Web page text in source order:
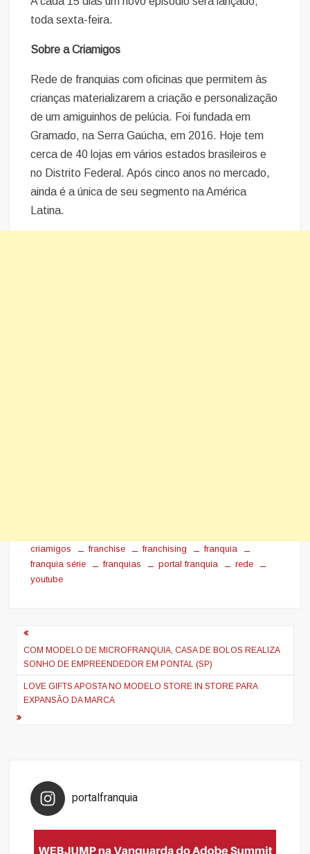
toda sexta-feira.
Sobre a Criamigos
Rede de franquias com oficinas que permitem às
crianças materializarem a criação e personalização
de um amiguinhos de pelúcia. Foi fundada em
Gramado, na Serra Gaúcha, em 2016. Hoje tem
cerca de 40 lojas em vários estados brasileiros e
no Distrito Federal. Após cinco anos no mercado,
ainda é a única de seu segmento na América
Latina.
criamigos franchise franchising
franquia
franquia série
franquias portal franquia
rede
youtube
Navegação
de
Post
COM MODELO DE MICROFRANQUIA, CASA DE BOLOS REALIZA
SONHO DE EMPREENDEDOR EM PONTAL (SP)
LOVE GIFTS APOSTA NO MODELO STORE IN STORE PARA
EXPANSÃO DA MARCA
portalfranquia